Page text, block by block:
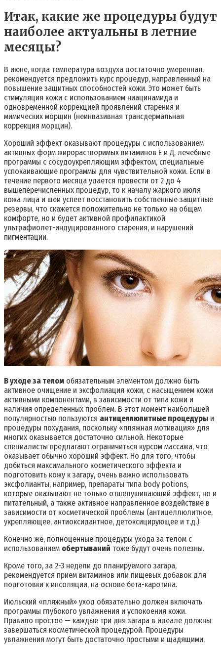
Итак, какие же процедуры будут
наиболее актуальны в летние
месяцы?
В июне, когда температура воздуха достаточно умеренная,
рекомендуется предложить курс процедур, направленный на
повышение защитных способностей кожи. Это может быть
стимуляция кожи с использованием ниацинамида и
одновременной коррекцией проявлений старения и
мимических морщин (неинвазивная трансдермальная
коррекция морщин).
Хороший эффект оказывают процедуры с использованием
активных форм жирорастворимых витаминов Е и Д, лечебные
программы с сосудоукрепляющим эффектом, специальные
успокаивающие программы для чувствительной кожи. Если в
течение первого месяца удается провести от 2 до 4
вышеперечисленных процедур, то к началу жаркого июля
кожа лица и шеи успеет восстановить собственные защитные
резервы, что скажется положительно не только на общем
комфорте, но и будет активной профилактикой
ультрафиолет-индуцированного старения, и нарушений
пигментации.
В уходе за телом обязательным элементом должно быть
активное очищение и эксфолиация кожи, с насыщением кожи
активными компонентами, в зависимости от типа кожи и
наличия определенных проблем. В этот момент наибольшей
популярностью пользуются антицеллюлитные процедуры и
процедуры похудания, поскольку «пляжная мотивация» для
многих оказывается достаточно сильной. Некоторые
специалисты предлагают ограничиться курсом массажа, что
оказывает обычно хороший эффект. Но для того, чтобы
добиться максимального косметического эффекта и
подготовить кожу к загару, очень важно использовать
эксфолианты, например, препараты типа body potions,
которые оказывают не только отшелушивающий эффект, но и
питательный, а также активное направленное воздействие в
зависимости от косметической проблемы (антицеллюлитное,
укрепляющее, антиоксидантное, детоксицирующее и т.д.)
Конечно же, полноценные процедуры ухода за телом с
использованием обертываний тоже будут очень полезны.
Кроме того, за 2-3 недели до планируемого загара,
рекомендуется прием витаминов или пищевых добавок для
подготовки к инсоляции, на основе бета-каротина.
Июльский «пляжный» уход обязательно должен включать
программы глубокого увлажнения и успокоения кожи.
Правило простое — каждые три дня загара в идеале должны
завершаться косметической процедурой. Процедуры
увлажнения могут быть достаточно простыми и щадящими,